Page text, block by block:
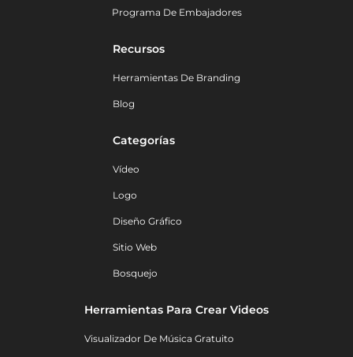
Programa De Embajadores
Recursos
Herramientas De Branding
Blog
Categorías
Vídeo
Logo
Diseño Gráfico
Sitio Web
Bosquejo
Herramientas Para Crear Videos
Visualizador De Música Gratuito